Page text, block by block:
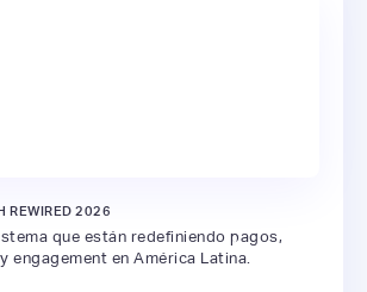
REWIRED 2026
que están redefiniendo pagos,
engagement en América Latina.